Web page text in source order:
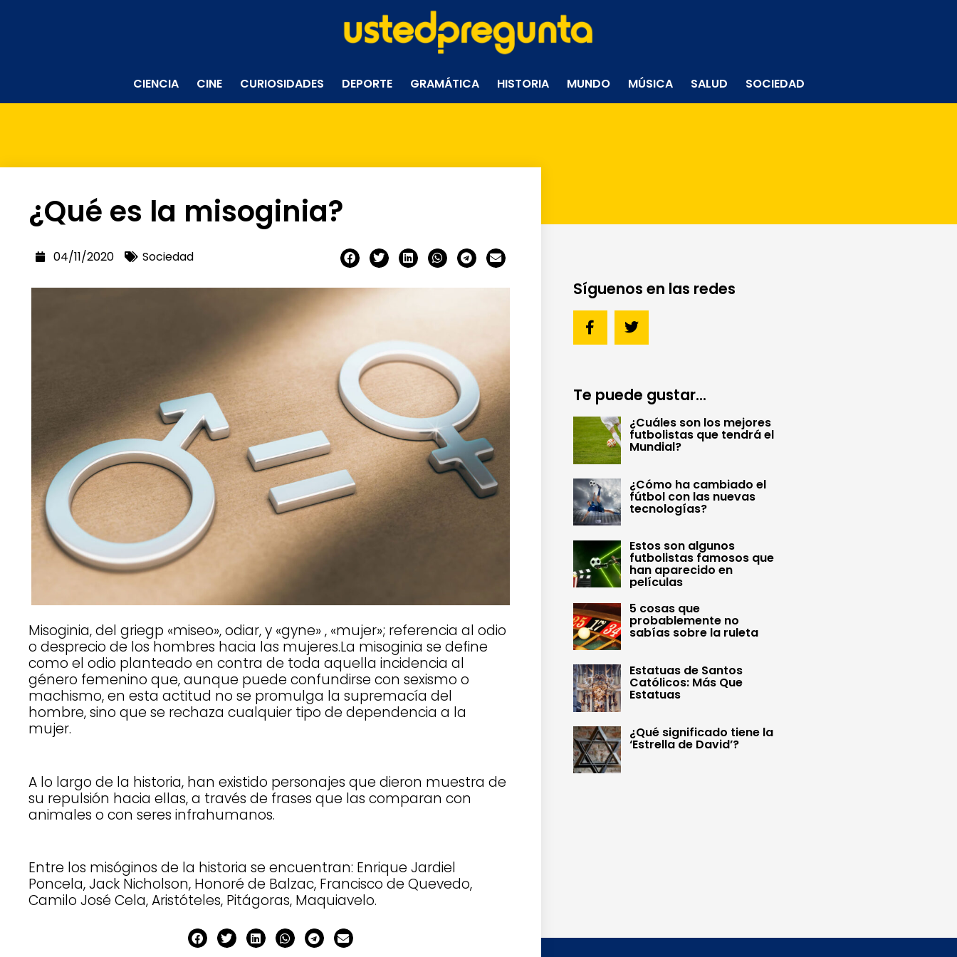
CIENCIA CINE CURIOSIDADES DEPORTE GRAMÁTICA HISTORIA MUNDO MÚSICA SALUD SOCIEDAD
¿Qué es la misoginia?
04/11/2020 Sociedad
Misoginia, del griegp «miseo», odiar, y «gyne» , «mujer»; referencia al odio
o desprecio de los hombres hacia las mujeres.La misoginia se define
como el odio planteado en contra de toda aquella incidencia al
género femenino que, aunque puede confundirse con sexismo o
machismo, en esta actitud no se promulga la supremacía del
hombre, sino que se rechaza cualquier tipo de dependencia a la
mujer.
A lo largo de la historia, han existido personajes que dieron muestra de
su repulsión hacia ellas, a través de frases que las comparan con
animales o con seres infrahumanos.
Entre los misóginos de la historia se encuentran: Enrique Jardiel
Poncela, Jack Nicholson, Honoré de Balzac, Francisco de Quevedo,
Camilo José Cela, Aristóteles, Pitágoras, Maquiavelo.
Síguenos en las redes
Te puede gustar...
¿Cuáles son los mejores
futbolistas que tendrá el
Mundial?
¿Cómo ha cambiado el
fútbol con las nuevas
tecnologías?
Estos son algunos
futbolistas famosos que
han aparecido en
películas
5 cosas que
probablemente no
sabías sobre la ruleta
Estatuas de Santos
Católicos: Más Que
Estatuas
¿Qué significado tiene la
‘Estrella de David’?